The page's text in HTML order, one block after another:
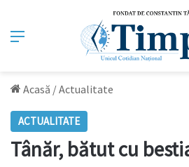
Meniu
Acasă /Actualitate
ACTUALITATE
Tânăr, bătut cu